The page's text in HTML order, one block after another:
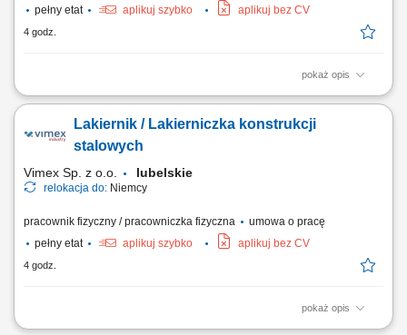
pełny etat
aplikuj szybko aplikuj bez CV
4 godz.
pokaż opis
Zakres obowiązków: oczyszczanie i wykańczanie odlewów wykonanych
narzędzi i urządzeń; kontrola jakości wykonywanych elementów na
swoim stanowisku pracy; dbanie o wysoką jakość oraz zgodność
Lakiernik / Lakierniczka konstrukcji
stalowych
Vimex Sp. z o.o. lubelskie
relokacja do: Niemcy
pracownik fizyczny / pracowniczka fizyczna
umowa o pracę
pełny etat
aplikuj szybko aplikuj bez CV
4 godz.
pokaż opis
Zakres obowiązków: przygotowywanie elementów stalowych do